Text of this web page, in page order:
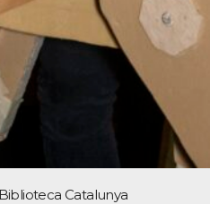
Catalunya